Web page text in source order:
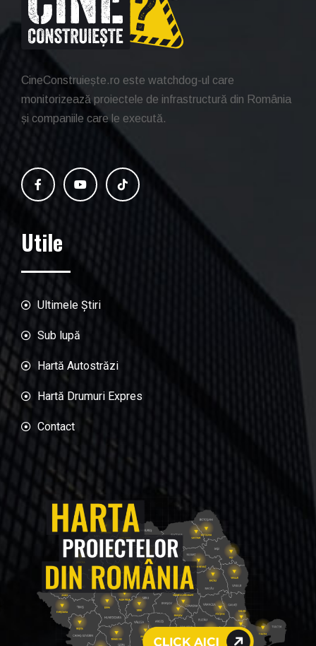
CineConstruiește.ro este watchdog-ul care
monitorizează proiectele de infrastructură din România
și companiile care le execută.
Utile
Ultimele Știri
Sub lupă
Hartă Autostrăzi
Hartă Drumuri Expres
Contact